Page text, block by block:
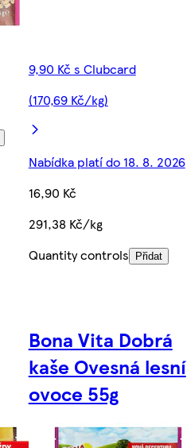
9,90 Kč s Clubcard
(170,69 Kč/kg)
Nabídka platí do 18. 8. 2026
16,90 Kč
291,38 Kč/kg
Quantity controls
Přidat
Bona Vita Dobrá
kaše Ovesná lesní
ovoce 55g